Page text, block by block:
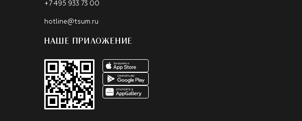
+7 495 933 73 00
hotline@tsum.ru
НАШЕ ПРИЛОЖЕНИЕ